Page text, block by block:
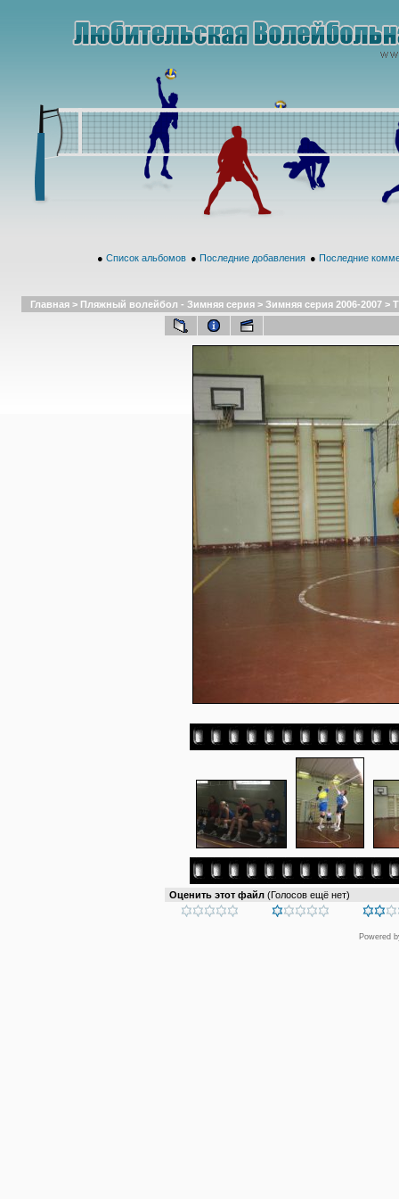
● Список альбомов ● Последние добавления ● Последние
Главная > Пляжный волейбол - Зимняя серия > Зимняя серия 2006-2007 >
Оценить этот файл (Голосов ещё нет)
Powered